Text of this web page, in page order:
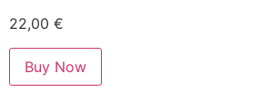
22,00 €
Buy Now